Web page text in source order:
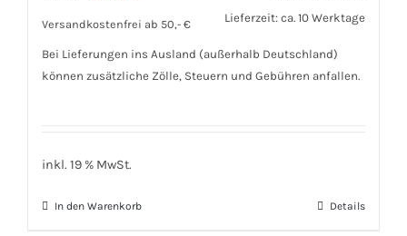
Versandkostenfrei ab 50,- € Lieferzeit: ca. 10 Werktage
Bei Lieferungen ins Ausland (außerhalb Deutschland)
können zusätzliche Zölle, Steuern und Gebühren anfallen.
inkl. 19 % MwSt.
In den Warenkorb Details